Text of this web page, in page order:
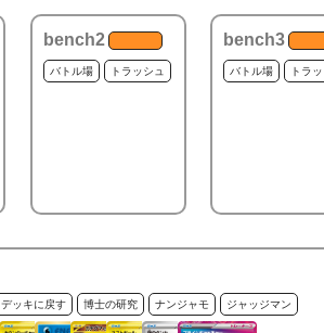
bench2
バトル場 トラッシュ
bench3
バトル場 トラ
デッキに戻す 博士の研究 ナンジャモ ジャッジマン